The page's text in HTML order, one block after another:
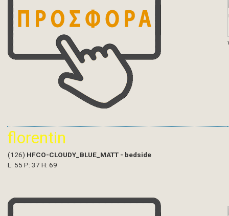
florentin
(126) HFCO-CLOUDY_BLUE_MATT - bedside
L: 55 P: 37 H: 69